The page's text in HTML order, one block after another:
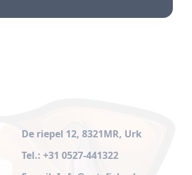
De riepel 12, 8321MR, Urk
Tel.: +31 0527-441322